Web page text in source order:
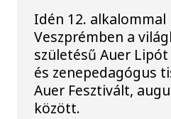
Idén 12. alkalommal
Veszprémben a
születésű Auer
és zenepedagógus
Auer Fesztivált,
között.